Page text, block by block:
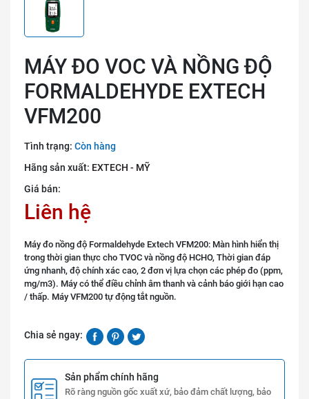
MÁY ĐO VOC VÀ NỒNG ĐỘ
FORMALDEHYDE EXTECH
VFM200
Tình trạng: Còn hàng
Hãng sản xuất: EXTECH - MỸ
Giá bán:
Liên hệ
Máy đo nồng độ Formaldehyde Extech VFM200: Màn hình hiển thị
trong thời gian thực cho TVOC và nồng độ HCHO, Thời gian đáp
ứng nhanh, độ chính xác cao, 2 đơn vị lựa chọn các phép đo (ppm,
mg/m3). Máy có thể điều chỉnh âm thanh và cảnh báo giới hạn cao
/ thấp. Máy VFM200 tự động tắt nguồn.
Chia sẻ ngay:
Sản phẩm chính hãng
Rõ ràng nguồn gốc xuất xứ, bảo đảm chất lượng, bảo